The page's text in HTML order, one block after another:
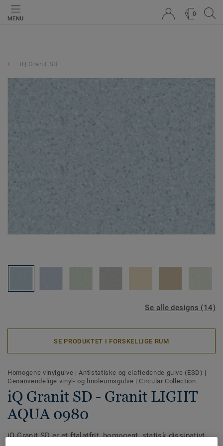
MENU
0
iQ Granit SD
Se alle designs (14)
SE PRODUKTET I FORSKELLIGE RUM
Homogene vinylgulve |Antistatiske og elafledende gulve (ESD) |
Genanvendelige vinyl- og linoleumsgulve | Circular Collection
iQ Granit SD - Granit LIGHT
AQUA 0980
iQ Granit SD er et ftalatfrit, homogent, statisk dissipativt